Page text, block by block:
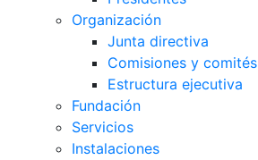
Organización
Junta directiva
Comisiones y comités
Estructura ejecutiva
Fundación
Servicios
Instalaciones